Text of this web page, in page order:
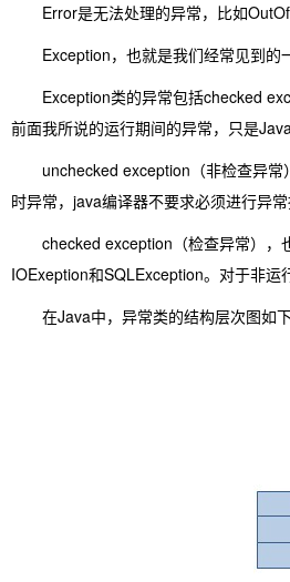
Error是无法处理的异常，比如
Exception，也就是我们经常见到的一
Exception类的异常包括checked
前面我所说的运行期间的异常，只是
unchecked exception（非检查异常
时异常，java编译器不要求必须进行异
checked exception（检查异常），也
IOExeption和SQLException。对于非运
在Java中，异常类的结构层次图如下